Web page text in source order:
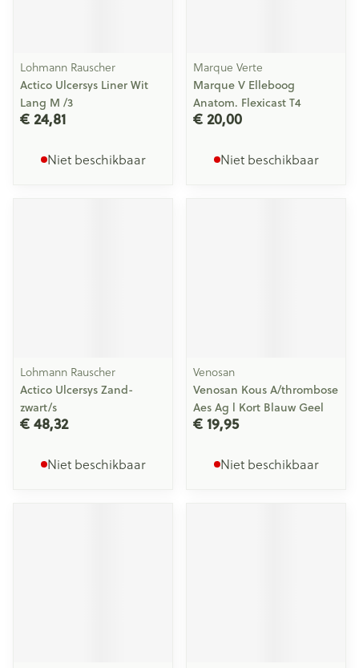
Lohmann Rauscher
Actico Ulcersys Liner Wit
Lang M /3
€ 24,81
Niet beschikbaar
Marque Verte
Marque V Elleboog
Anatom. Flexicast T4
€ 20,00
Niet beschikbaar
Lohmann Rauscher
Actico Ulcersys Zand-
zwart/s
€ 48,32
Niet beschikbaar
Venosan
Venosan Kous A/thrombose
Aes Ag l Kort Blauw Geel
€ 19,95
Niet beschikbaar